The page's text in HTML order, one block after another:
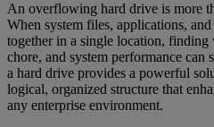
An overflowing hard drive is more
When system files, applications,
together in a single location, finding
chore, and system performance
a hard drive provides a powerful
logical, organized structure that
any enterprise environment.